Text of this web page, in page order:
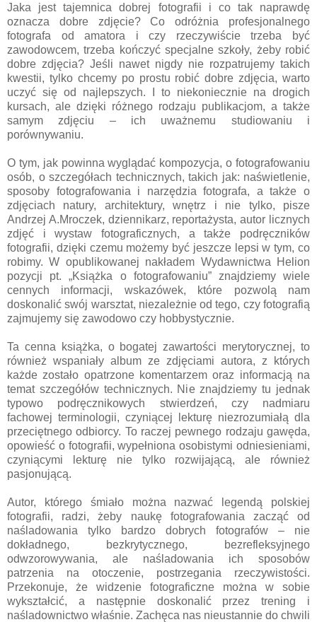
Jaka jest tajemnica dobrej fotografii i co tak naprawdę
oznacza dobre zdjęcie? Co odróżnia profesjonalnego
fotografa od amatora i czy rzeczywiście trzeba być
zawodowcem, trzeba kończyć specjalne szkoły, żeby robić
dobre zdjęcia? Jeśli nawet nigdy nie rozpatrujemy takich
kwestii, tylko chcemy po prostu robić dobre zdjęcia, warto
uczyć się od najlepszych. I to niekoniecznie na drogich
kursach, ale dzięki różnego rodzaju publikacjom, a także
samym zdjęciu – ich uważnemu studiowaniu i
porównywaniu.
O tym, jak powinna wyglądać kompozycja, o fotografowaniu
osób, o szczegółach technicznych, takich jak: naświetlenie,
sposoby fotografowania i narzędzia fotografa, a także o
zdjęciach natury, architektury, wnętrz i nie tylko, pisze
Andrzej A.Mroczek, dziennikarz, reportażysta, autor licznych
zdjęć i wystaw fotograficznych, a także podręczników
fotografii, dzięki czemu możemy być jeszcze lepsi w tym, co
robimy. W opublikowanej nakładem Wydawnictwa Helion
pozycji pt. „Książka o fotografowaniu” znajdziemy wiele
cennych informacji, wskazówek, które pozwolą nam
doskonalić swój warsztat, niezależnie od tego, czy fotografią
zajmujemy się zawodowo czy hobbystycznie.
Ta cenna książka, o bogatej zawartości merytorycznej, to
również wspaniały album ze zdjęciami autora, z których
każde zostało opatrzone komentarzem oraz informacją na
temat szczegółów technicznych. Nie znajdziemy tu jednak
typowo podręcznikowych stwierdzeń, czy nadmiaru
fachowej terminologii, czyniącej lekturę niezrozumiałą dla
przeciętnego odbiorcy. To raczej pewnego rodzaju gawęda,
opowieść o fotografii, wypełniona osobistymi odniesieniami,
czyniącymi lekturę nie tylko rozwijającą, ale również
pasjonującą.
Autor, którego śmiało można nazwać legendą polskiej
fotografii, radzi, żeby naukę fotografowania zacząć od
naśladowania tylko bardzo dobrych fotografów – nie
dokładnego, bezkrytycznego, bezrefleksyjnego
odwzorowywania, ale naśladowania ich sposobów
patrzenia na otoczenie, postrzegania rzeczywistości.
Przekonuje, że widzenie fotograficzne można w sobie
wykształcić, a następnie doskonalić przez trening i
naśladownictwo właśnie. Zachęca nas nieustannie do chwili